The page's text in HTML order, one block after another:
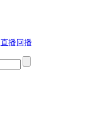
直播回播